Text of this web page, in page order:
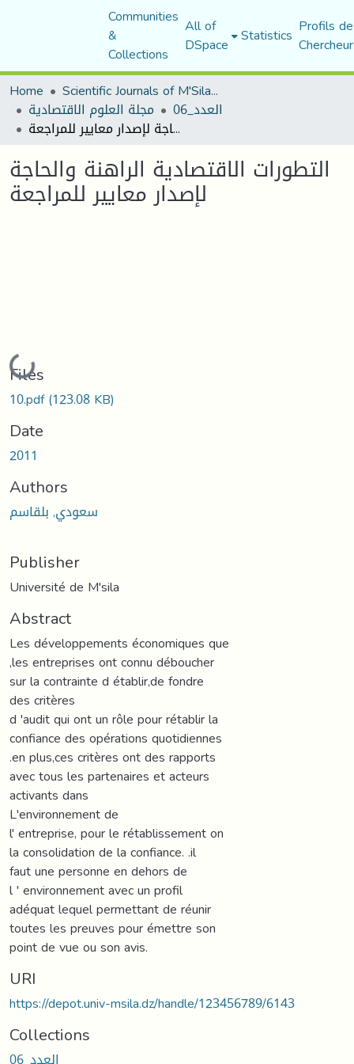
Communities
&
Collections
All of
DSpace Statistics Profils
Home
Scientific Journals of M'Sila University
مجلة العلوم الاقتصادية العدد_06
التطورات الاقتصادية الراهنة والحاجة لإصدار معايير للمراجعة
التطورات الاقتصادية الراهنة والحاجة
لإصدار معايير للمراجعة
Loading...
Files
10.pdf(123.08 KB)
Date
2011
Authors
سعودي, بلقاسم
Publisher
Université de M'sila
Abstract
Les développements économiques que
,les entreprises ont connu déboucher
sur la contrainte d établir,de fondre
des critères
d 'audit qui ont un rôle pour rétablir la
confiance des opérations quotidiennes
.en plus,ces critères ont des rapports
avec tous les partenaires et acteurs
activants dans
L'environnement de
l' entreprise, pour le rétablissement on
la consolidation de la confiance. .il
faut une personne en dehors de
l ' environnement avec un profil
adéquat lequel permettant de réunir
toutes les preuves pour émettre son
point de vue ou son avis.
URI
https://depot.univ-msila.dz/handle/123456789/6143
Collections